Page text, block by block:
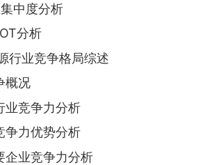
中度分析
分析
行业竞争格局综述
概况
业竞争力分析
争力优势分析
企业竞争力分析